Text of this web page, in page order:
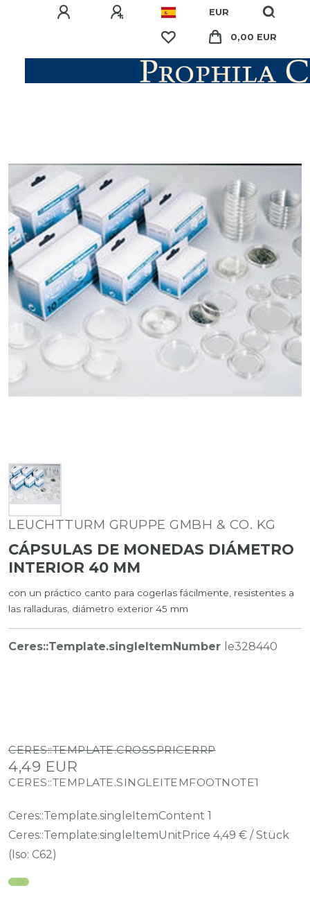
EUR
0,00 EUR
LEUCHTTURM GRUPPE GMBH & CO. KG
CÁPSULAS DE MONEDAS DIÁMETRO
INTERIOR 40 MM
con un práctico canto para cogerlas fácilmente, resistentes a
las ralladuras, diámetro exterior 45 mm
Ceres::Template.singleItemNumber le328440
CERES::TEMPLATE.CROSSPRICERRP
4,49 EUR
CERES::TEMPLATE.SINGLEITEMFOOTNOTE1
Ceres::Template.singleItemContent 1
Ceres::Template.singleItemUnitPrice 4,49 € / Stück
(Iso: C62)